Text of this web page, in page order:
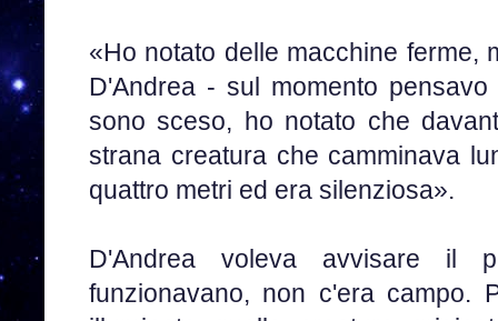
«Ho notato delle macchine ferme,
D'Andrea - sul momento
sono sceso, ho notato che
strana creatura che camminava
quattro metri ed era silenziosa».
D'Andrea voleva avvisare il
funzionavano, non c'era campo.